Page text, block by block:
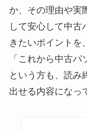
か、その理由や実
して安心して中古
きたいポイントを
「これから中古
という方も、読み
出せる内容になっ